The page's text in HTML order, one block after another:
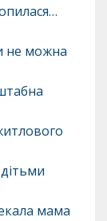
не можна
мама